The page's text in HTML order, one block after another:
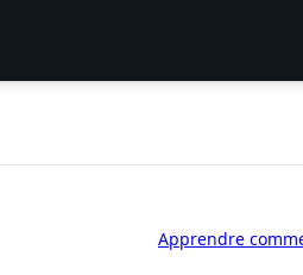
Apprendre